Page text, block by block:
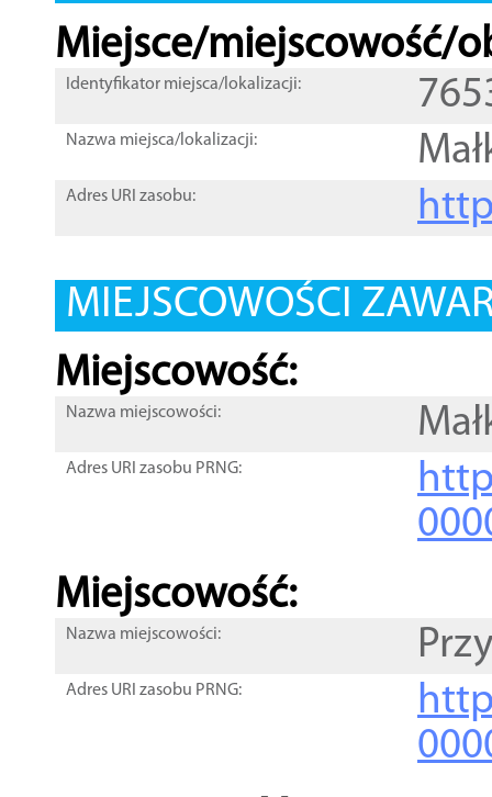
Miejsce/miejscowość/
Identyfikator miejsca/lokalizacji:
Nazwa miejsca/lokalizacji:
Adres URI zasobu:
MIEJSCOWOŚCI
Miejscowość:
Nazwa miejscowości:
Adres URI zasobu PRNG:
Miejscowość:
Nazwa miejscowości:
Adres URI zasobu PRNG: